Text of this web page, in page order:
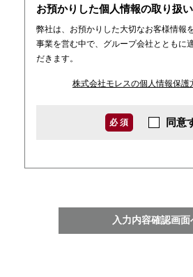
お預かりした個人情報の取り扱
弊社は、お預かりした大切なお客様情報
事業を営む中で、グループ会社とともに
だきます。
株式会社モレスの個人情報保護
必 須 同意
入力内容確認画面